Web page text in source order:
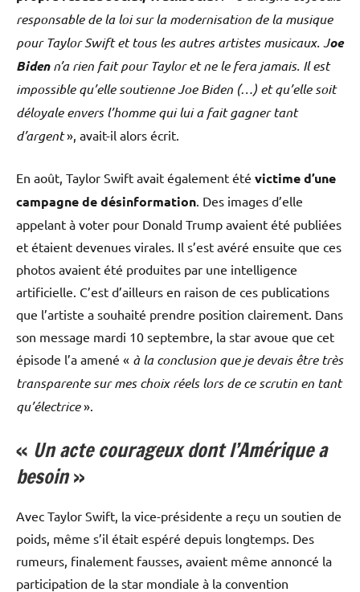
responsable de la loi sur la modernisation de la musique
pour Taylor Swift et tous les autres artistes musicaux. Joe
Bidenn’a rien fait pour Taylor et ne le fera jamais. Il est
impossible qu’elle soutienne Joe Biden (…) et qu’elle soit
déloyale envers l’homme qui lui a fait gagner tant
d’argent», avait-il alors écrit.
En août, Taylor Swift avait également été victime d’une
campagne de désinformation . Des images d’elle
appelant à voter pour Donald Trump avaient été publiées
et étaient devenues virales. Il s’est avéré ensuite que ces
photos avaient été produites par une intelligence
artificielle. C’est d’ailleurs en raison de ces publications
que l’artiste a souhaité prendre position clairement. Dans
son message mardi 10 septembre, la star avoue que cet
épisode l’a amené « à la conclusion que je devais être très
transparente sur mes choix réels lors de ce scrutin en tant
qu’électrice».
« Un acte courageux dont l’Amérique a
besoin»
Avec Taylor Swift, la vice-présidente a reçu un soutien de
poids, même s’il était espéré depuis longtemps. Des
rumeurs, finalement fausses, avaient même annoncé la
participation de la star mondiale à la convention